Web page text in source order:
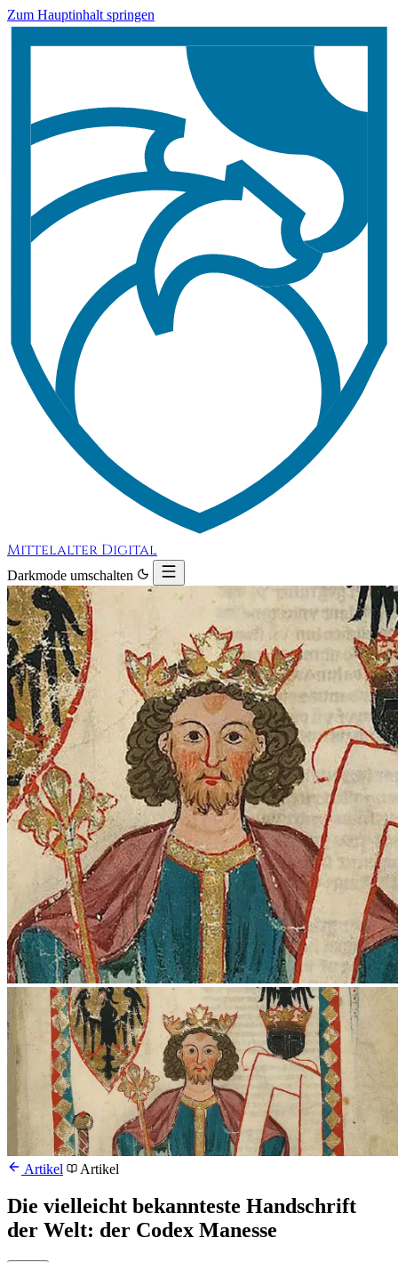
Zum Hauptinhalt springen
Mittelalter Digital
Darkmode umschalten
Artikel Artikel
Die vielleicht bekannteste Handschrift
der Welt: der Codex Manesse